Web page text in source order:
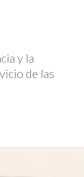
y la
de las